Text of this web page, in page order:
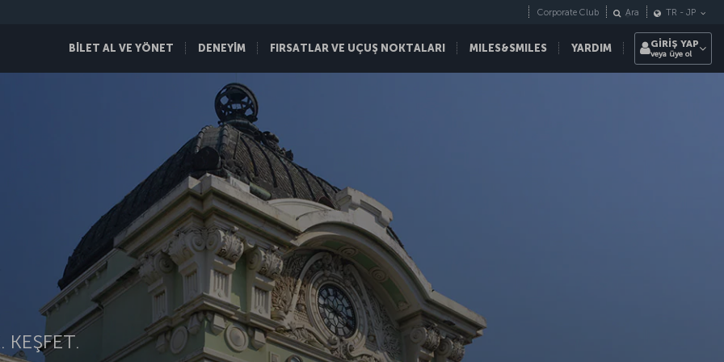
BİLET AL VE YÖNET DENEYİM FIRSATLAR VE UÇUŞ NOKTALARI MILES&SMILES YARDIM
Corporate Club Ara TR - JP
GİRİŞ YAP
veya üye ol